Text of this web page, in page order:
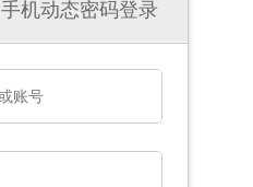
手机动态密码登录